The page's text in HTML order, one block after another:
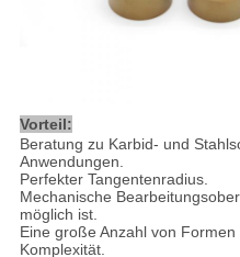
Vorteil:
Beratung zu Karbid- und
Anwendungen.
Perfekter Tangentenradius.
Mechanische
möglich ist.
Eine große Anzahl von
Komplexität.